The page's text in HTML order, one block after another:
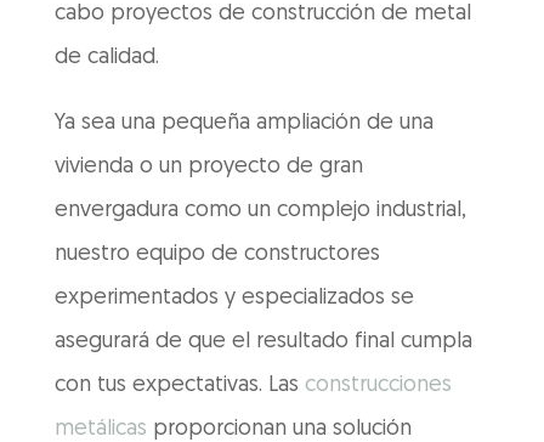
cabo proyectos de construcción de metal
de calidad.
Ya sea una pequeña ampliación de una
vivienda o un proyecto de gran
envergadura como un complejo industrial,
nuestro equipo de constructores
experimentados y especializados se
asegurará de que el resultado final cumpla
con tus expectativas. Las construcciones
metálicas proporcionan una solución